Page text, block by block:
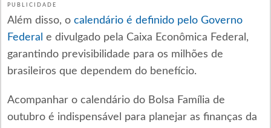
PUBLICIDADE
Além disso, o calendário é definido pelo Governo
Federal e divulgado pela Caixa Econômica Federal,
garantindo previsibilidade para os milhões de
brasileiros que dependem do benefício.
Acompanhar o calendário do Bolsa Família de
outubro é indispensável para planejar as finanças da